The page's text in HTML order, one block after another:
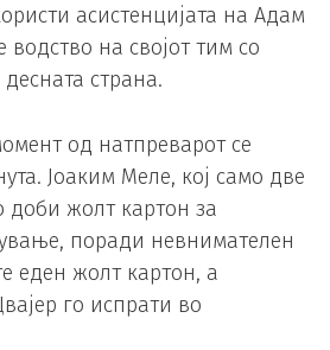
асистенцијата на Адам
на својот тим со
страна.
од натпреварот се
Јоаким Меле, кој само две
доби жолт картон за
поради невнимателен
еден жолт картон, а
го испрати во